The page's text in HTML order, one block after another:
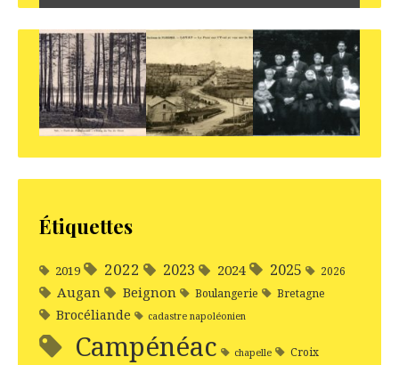
Étiquettes
2019 2022 2023 2024 2025 2026
Augan Beignon Boulangerie Bretagne
Brocéliande cadastre napoléonien
Campénéac chapelle Croix